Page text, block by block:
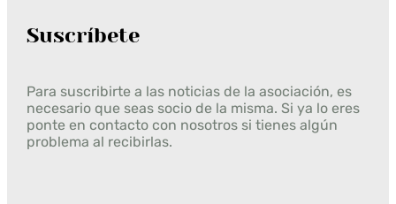
Suscríbete
Para suscribirte a las noticias de la asociación, es
necesario que seas socio de la misma. Si ya lo eres
ponte en contacto con nosotros si tienes algún
problema al recibirlas.